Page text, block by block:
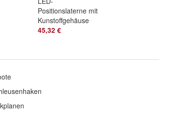
Positionslaterne mit
Kunstoffgehäuse
Hecklicht Toplaterne
45,32 €